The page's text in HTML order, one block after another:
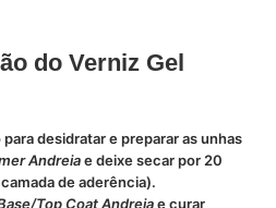
do Verniz Gel
desidratar e preparar as unhas
Andreiae deixe secar por 20
de aderência).
Top Coat Andreiae curar